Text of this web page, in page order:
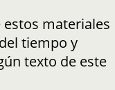
estos materiales
tiempo y
texto de este